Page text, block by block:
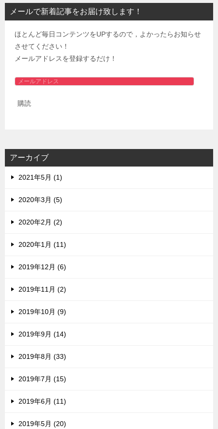
メールで新着記事をお届け致します！
ほとんど毎日コンテンツをUPするので，よかったらお知らせ
させてください！
メールアドレスを登録するだけ！
メ
ル
ス
購読
アーカイブ
2021年5月 (1)
2020年3月 (5)
2020年2月 (2)
2020年1月 (11)
2019年12月 (6)
2019年11月 (2)
2019年10月 (9)
2019年9月 (14)
2019年8月 (33)
2019年7月 (15)
2019年6月 (11)
2019年5月 (20)